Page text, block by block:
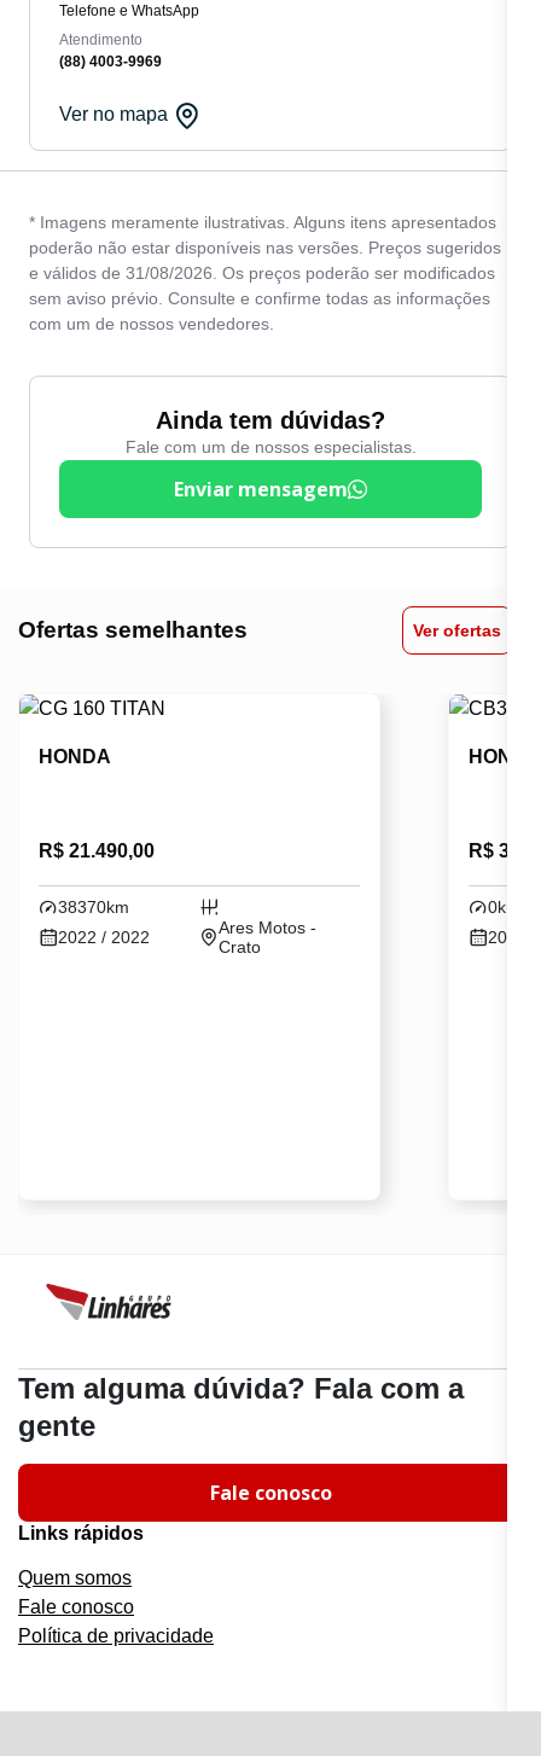
Telefone e WhatsApp
Atendimento
(88) 4003-9969
Ver no mapa
* Imagens meramente ilustrativas. Alguns itens apresentados
poderão não estar disponíveis nas versões. Preços sugeridos
e válidos de 31/08/2026. Os preços poderão ser modificados
sem aviso prévio. Consulte e confirme todas as informações
com um de nossos vendedores.
Ainda tem dúvidas?
Fale com um de nossos especialistas.
Enviar mensagem
Ofertas semelhantes Ver ofertas
HONDA
R$ 21.490,00
38370km
2022 / 2022
Ares Motos -
Crato
HONDA
R$
0km
2026 /
Tem alguma dúvida? Fala com a
gente
Fale conosco
Links rápidos
Quem somos
Fale conosco
Política de privacidade